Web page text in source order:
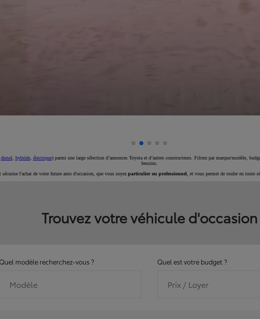
diesel hybride, électrique) parmi une large sélection d’annonces Toyota et d’autres constructeurs. Filtrez par marque/modèle,
besoins.
l'achat de votre future auto d'occasion, que vous soyez particulier ou professionnel , et vous permet de rouler en toute
Trouvez votre véhicule d'occasion
Quel modèle recherchez-vous ?
Modèle
Quel est votre budget ?
Prix / Loyer